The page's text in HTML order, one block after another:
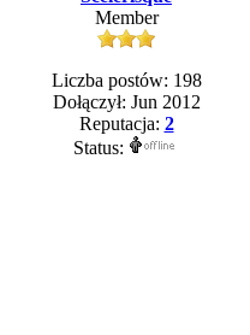
Member
Liczba postów: 198
Dołączył: Jun 2012
Reputacja: 2
Status: